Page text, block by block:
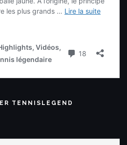
TENNISLEGEND